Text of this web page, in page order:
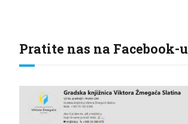
Pratite nas na Facebook-u